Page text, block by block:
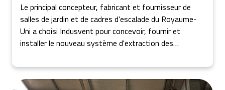
Le principal concepteur, fabricant et fournisseur de
salles de jardin et de cadres d'escalade du Royaume-
Uni a choisi Indusvent pour concevoir, fournir et
installer le nouveau système d'extraction des
dans le nord de l'Écosse